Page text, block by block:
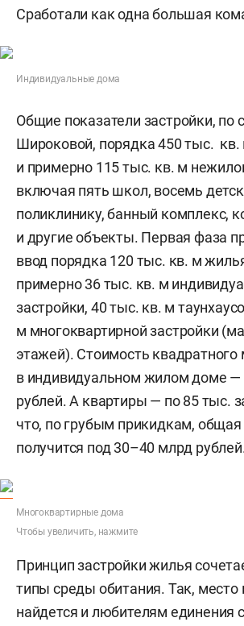
Сработали как одна большая
Индивидуальные дома
Общие показатели застройки, по
Широковой, порядка 450 тыс.
и примерно 115 тыс. кв. м
включая пять школ, восемь
поликлинику, банный комплекс,
и другие объекты. Первая фаза
ввод порядка 120 тыс. кв. м
примерно 36 тыс. кв. м
застройки, 40 тыс. кв. м
м многоквартирной застройки
этажей). Стоимость квадратного
в индивидуальном жилом доме —
рублей. А квартиры — по 85 тыс.
что, по грубым прикидкам,
получится под 30–40 млрд
Многоквартирные дома
Чтобы увеличить, нажмите
Принцип застройки жилья
типы среды обитания. Так, место
найдется и любителям единения